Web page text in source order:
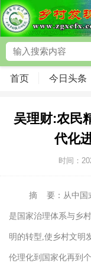
首页 今日头条
吴理财:农民
代化
时间：
摘 要：从中国
是国家治理体系与乡
明的转型,使乡村文明
伦理化到国家化再到